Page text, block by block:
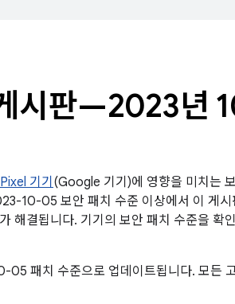
시판—2023년
기기 (Google 기기)에 영향을 미치는
10-05 보안 패치 수준 이상에서 이 게
해결됩니다. 기기의 보안 패치 수준을 확
패치 수준으로 업데이트됩니다. 모든